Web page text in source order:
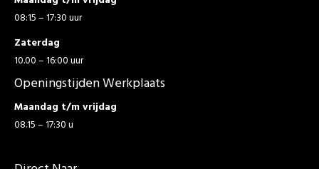
08:15 – 17:30 uur
Zaterdag
10.00 – 16:00 uur
Openingstijden Werkplaats
Maandag t/m vrijdag
08.15 – 17:30 u